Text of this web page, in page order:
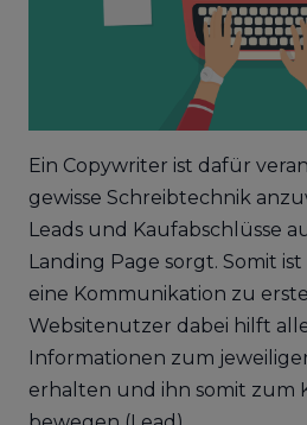
Ein Copywriter ist dafür
gewisse Schreibtechnik
Leads und Kaufabschlüsse
Landing Page sorgt. Somit
eine Kommunikation zu
Websitenutzer dabei hilft
Informationen zum
erhalten und ihn somit zum